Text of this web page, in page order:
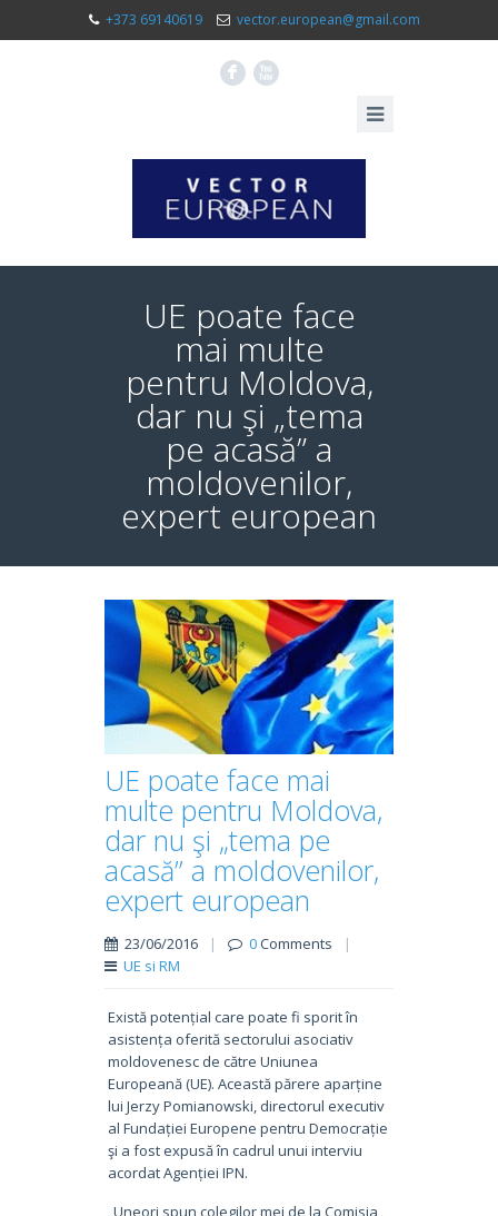
+373 69140619 vector.european@gmail.com
F X
UE poate face
mai multe
pentru Moldova,
dar nu şi „tema
pe acasă” a
moldovenilor,
expert european
UE poate face mai
multe pentru Moldova,
dar nu şi „tema pe
acasă” a moldovenilor,
expert european
23/06/2016 | 0Comments
|
UE si RM
Există potențial care poate fi sporit în
asistența oferită sectorului asociativ
moldovenesc de către Uniunea
Europeană (UE). Această părere aparține
lui Jerzy Pomianowski, directorul executiv
al Fundației Europene pentru Democrație
şi a fost expusă în cadrul unui interviu
acordat Agenției IPN.
„Uneori spun colegilor mei de la Comisia